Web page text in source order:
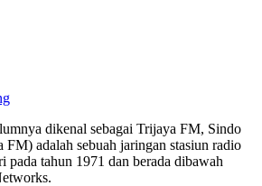
dikenal sebagai Trijaya FM, Sindo
adalah sebuah jaringan stasiun radio
pada tahun 1971 dan berada dibawah